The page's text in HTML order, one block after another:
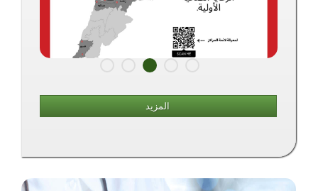
الدورة المهندس رياض العبد.
تبدأ الدورة نهار الثلاثاء في 15 آذار حضوريا في بخعون في
مبنى إتحاد بلديات الضنية. الدورة مجانية.
71832250. المقاعد جدا محدودة.
#التجمع_المهني_للاصلاح_والتنمية
المزيد